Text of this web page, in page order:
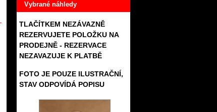
Vybrané náhledy
TLAČÍTKEM NEZÁVAZNĚ
REZERVUJETE POLOŽKU NA
PRODEJNĚ - REZERVACE
NEZAVAZUJE K PLATBĚ
FOTO JE POUZE ILUSTRAČNÍ,
STAV ODPOVÍDÁ POPISU